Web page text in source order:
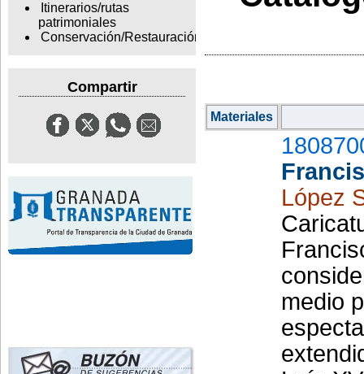
Itinerarios/rutas
patrimoniales
Conservación/Restauración
Compartir
Materiales
López
medio